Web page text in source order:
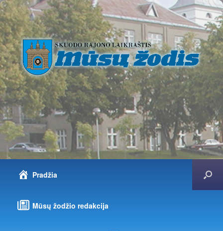
Pradžia
Mūsų žodžio redakcija